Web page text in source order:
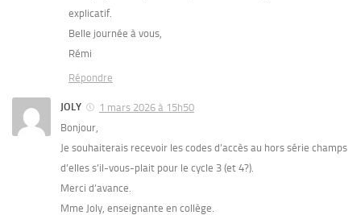
explicatif.
Belle journée à vous,
Rémi
Répondre
JOLY
1 mars 2026 à 15h50
Bonjour,
Je souhaiterais recevoir les codes d’accès au hors série champs
d’elles s’il-vous-plait pour le cycle 3 (et 4?).
Merci d’avance.
Mme Joly, enseignante en collège.